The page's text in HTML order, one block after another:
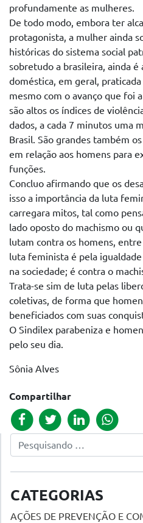
profundamente as mulheres.
De todo modo, embora ter
protagonista, a mulher ainda
históricas do sistema social
sobretudo a brasileira, ainda
doméstica, em geral,
mesmo com o avanço que foi
são altos os índices de
dados, a cada 7 minutos uma
Brasil. São grandes também
em relação aos homens para
funções.
Concluo afirmando que os
isso a importância da luta
carregara mitos, tal como
lado oposto do machismo ou
lutam contra os homens,
luta feminista é pela
na sociedade; é contra o
Trata-se sim de luta pelas
coletivas, de forma que
beneficiados com suas
O Sindilex parabeniza e
pelo seu dia.
Sônia Alves
Compartilhar
Pesquisar
CATEGORIAS
AÇÕES DE PREVENÇÃO E